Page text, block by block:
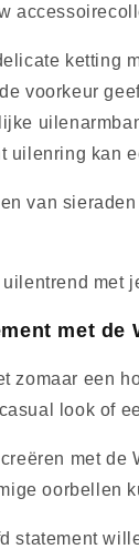
ketting
voorkeur
uilenring kan
van
met de
zomaar een
look of
met
oorbellen
statement